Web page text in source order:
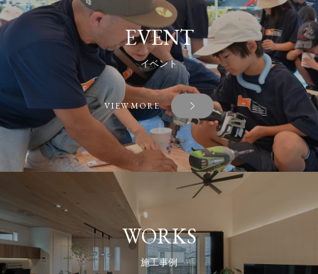
EVENT
イベント
VIEW MORE
WORKS
施工事例